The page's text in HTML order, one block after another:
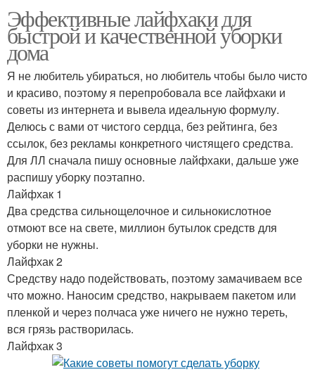
Эффективные лайфхаки для
быстрой и качественной уборки
дома
Я не любитель убираться, но любитель чтобы было чисто
и красиво, поэтому я перепробовала все лайфхаки и
советы из интернета и вывела идеальную формулу.
Делюсь с вами от чистого сердца, без рейтинга, без
ссылок, без рекламы конкретного чистящего средства.
Для ЛЛ сначала пишу основные лайфхаки, дальше уже
распишу уборку поэтапно.
Лайфхак 1
Два средства сильнощелочное и сильнокислотное
отмоют все на свете, миллион бутылок средств для
уборки не нужны.
Лайфхак 2
Средству надо подействовать, поэтому замачиваем все
что можно. Наносим средство, накрываем пакетом или
пленкой и через полчаса уже ничего не нужно тереть,
вся грязь растворилась.
Лайфхак 3